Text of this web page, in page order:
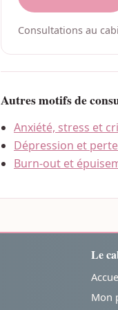
Consultations au
Autres motifs de
Anxiété, stress et
Dépression et
Burn-out et
Le
Mon